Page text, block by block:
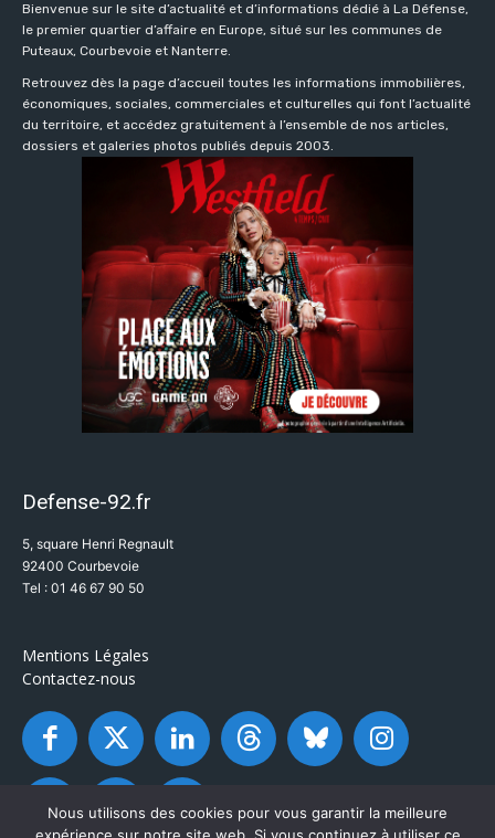
Bienvenue sur le site d’actualité et d’informations dédié à La Défense,
le premier quartier d’affaire en Europe, situé sur les communes de
Puteaux, Courbevoie et Nanterre.
Retrouvez dès la page d’accueil toutes les informations immobilières,
économiques, sociales, commerciales et culturelles qui font l’actualité
du territoire, et accédez gratuitement à l’ensemble de nos articles,
dossiers et galeries photos publiés depuis 2003.
Defense-92.fr
5, square Henri Regnault
92400 Courbevoie
Tel : 01 46 67 90 50
Mentions Légales
Contactez-nous
Nous utilisons des cookies pour vous garantir la meilleure